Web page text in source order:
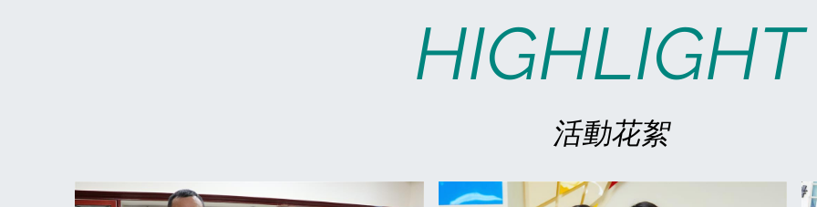
HIGHLIGHT
活動花絮